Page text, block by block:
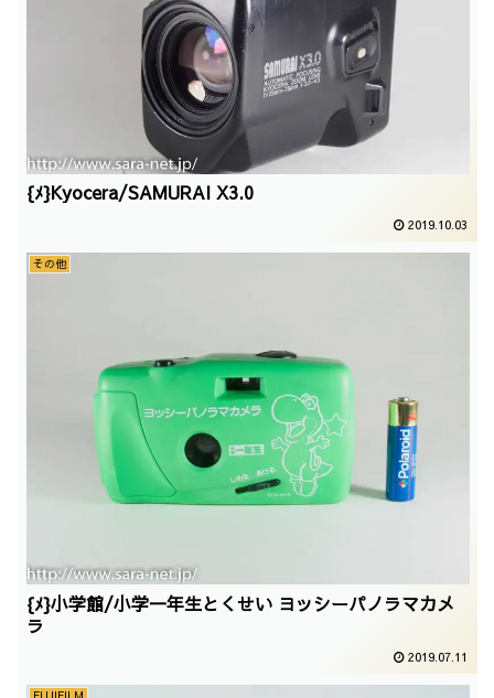
{ﾒ}Kyocera/SAMURAI X3.0
2019.10.03
その他
{ﾒ}小学館/小学一年生とくせい ヨッシーパノラマカメ
ラ
2019.07.11